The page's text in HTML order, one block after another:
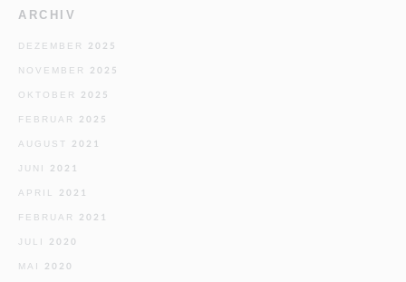
ARCHIV
DEZEMBER 2025
NOVEMBER 2025
OKTOBER 2025
FEBRUAR 2025
AUGUST 2021
JUNI 2021
APRIL 2021
FEBRUAR 2021
JULI 2020
MAI 2020